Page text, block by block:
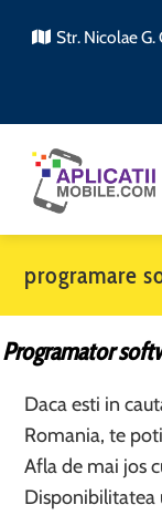
Str. Nicolae G.
programare
Programator
Daca esti in
Romania, te
Afla de mai jos
Disponibilitatea